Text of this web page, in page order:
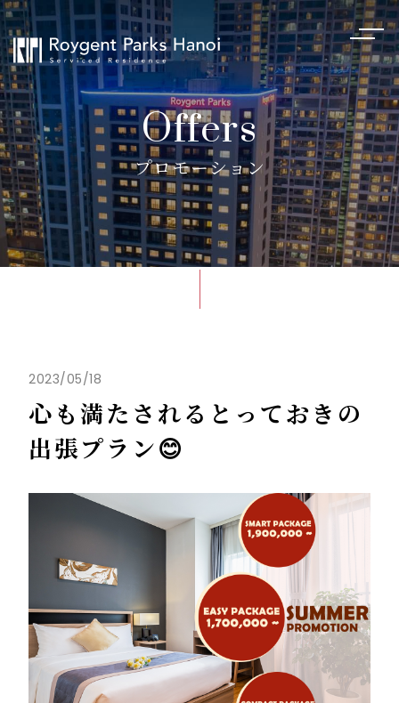
Offers
プロモーション
2023/05/18
心も満たされるとっておきの
出張プラン😊